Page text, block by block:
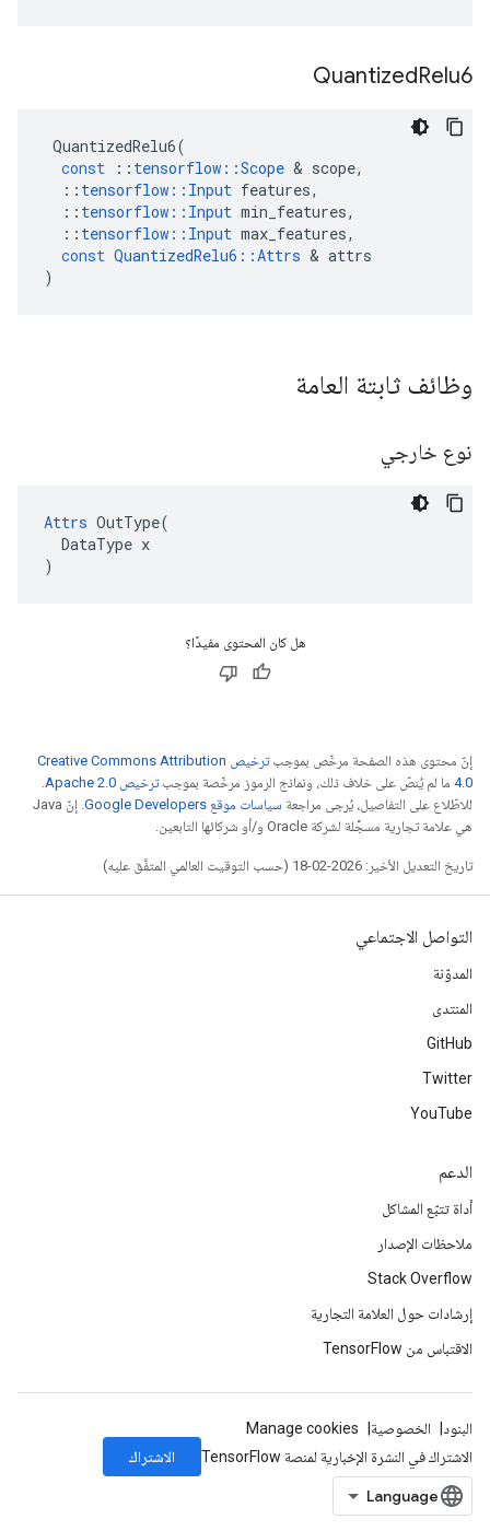
QuantizedRelu6
QuantizedRelu6(
const
:: tensorflow ::Scope & scope,
:: tensorflow :: Input features,
:: tensorflow :: Input min_features,
:: tensorflow :: Input max_features,
const QuantizedRelu6 ::Attrs & attrs
)
وظائف ثابتة العامة
نوع خارجي
Attrs OutType(
  DataType x
)
هل كان المحتوى مفيدًا؟
إنّ محتوى هذه الصفحة مرخّص بموجب
ترخيص Creative Commons Attribution
4.0‏ ما لم يُنصّ على خلاف ذلك، ونماذج الرموز مرخّصة بموجبترخيص Apache 2.0‏
.
للاطّلاع على التفاصيل، يُرجى مراجعة سياسات موقع Google Developers‏
. إنّ Java
هي علامة تجارية مسجَّلة لشركة Oracle و/أو شركائها التابعين.
تاريخ التعديل الأخير: 2026-02-18 (حسب التوقيت العالمي المتفَّق عليه)
التواصل الاجتماعي
المدوّنة
المنتدى
GitHub
Twitter
YouTube
الدعم
أداة تتبّع المشاكل
ملاحظات الإصدار
Stack Overflow
إرشادات حول العلامة التجارية
الاقتباس من TensorFlow
البنود الخصوصية
Manage cookies
الاشتراك في النشرة الإخبارية لمنصة TensorFlow
الاشتراك